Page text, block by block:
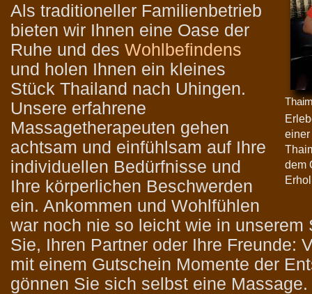
dem
Als traditioneller Familienbetrieb
bieten wir Ihnen eine Oase der
Ruhe und des Wohlbefindens
und holen Ihnen ein kleines
Stück Thailand nach Uhingen.
Unsere erfahrene
Massagetherapeuten gehen
achtsam und einfühlsam auf Ihre
individuellen Bedürfnisse und
Ihre körperlichen Beschwerden
ein. Ankommen und Wohlfühlen
war noch nie so leicht wie in unserem
Sie, Ihren Partner oder Ihre Freunde:
mit einem Gutschein Momente der
gönnen Sie sich selbst eine Massage.